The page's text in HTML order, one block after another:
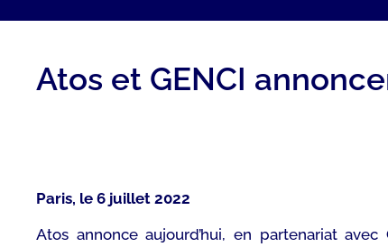
Atos et GENCI
Paris, le 6 juillet 2022
Atos annonce aujourd’hui, en partenariat